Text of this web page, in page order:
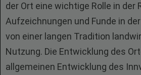
der Ort eine wichtige Rolle in der
Aufzeichnungen und Funde in
von einer langen Tradition
Nutzung. Die Entwicklung des
allgemeinen Entwicklung des